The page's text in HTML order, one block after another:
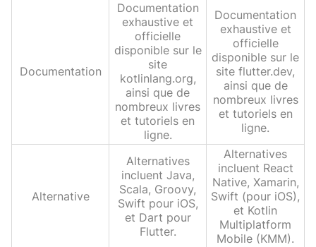
Documentation
Documentation
exhaustive et
officielle
disponible sur le
site
kotlinlang.org,
ainsi que de
nombreux livres
et tutoriels en
ligne.
Documentation
exhaustive et
officielle
disponible sur le
site flutter.dev,
ainsi que de
nombreux livres
et tutoriels en
ligne.
Alternative
Alternatives
incluent Java,
Scala, Groovy,
Swift pour iOS,
et Dart pour
Flutter.
Alternatives
incluent React
Native, Xamarin,
Swift (pour iOS),
et Kotlin
Multiplatform
Mobile (KMM).